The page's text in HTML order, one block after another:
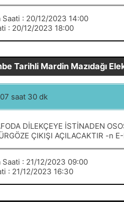
: 20/12/2023 14:00
: 20/12/2023 18:00
Tarihli Mardin Mazıdağı
saat 30 dk
DİLEKÇEYE İSTİNADEN
ÇIKIŞI AÇILACAKTIR -n
: 21/12/2023 09:00
: 21/12/2023 16:30